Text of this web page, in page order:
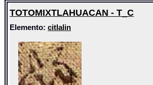
TOTOMIXTLAHUACAN - T_C
Elemento:citlalin